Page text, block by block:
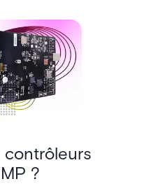
contrôleurs
?